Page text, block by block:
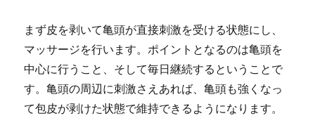
まず皮を剥いて亀頭が直接刺激を受ける状態にし、
マッサージを行います。ポイントとなるのは亀頭を
中心に行うこと、そして毎日継続するということで
す。亀頭の周辺に刺激さえあれば、亀頭も強くなっ
て包皮が剥けた状態で維持できるようになります。